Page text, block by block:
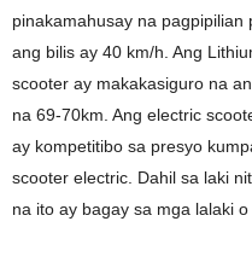
pinakamahusay na
ang bilis ay 40 km/h. Ang
scooter ay makakasiguro na
na 69-70km. Ang electric
ay kompetitibo sa presyo
scooter electric. Dahil sa laki
na ito ay bagay sa mga lalaki